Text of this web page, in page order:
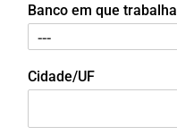
Banco em que trabalha
Cidade/UF